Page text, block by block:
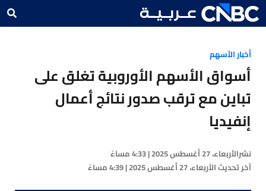
أخبار الأسهم
أسواق الأسهم الأوروبية تغلق على
تباين مع ترقب صدور نتائج أعمال
إنفيديا
نشرالأربعاء، 27 أغسطس 2025 | 4:33 مساءً
آخر تحديثالأربعاء، 27 أغسطس 2025 | 4:39 مساءً